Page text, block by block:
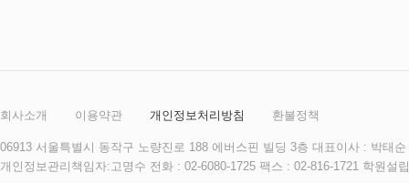
회사소개 이용약관 개인정보처리방침 환불정책
06913 서울특별시 동작구 노량진로 188 에버스핀 빌딩 3층 대표이사 : 박태
개인정보관리책임자:고명수 전화 : 02-6080-1725 팩스 : 02-816-1721 학원